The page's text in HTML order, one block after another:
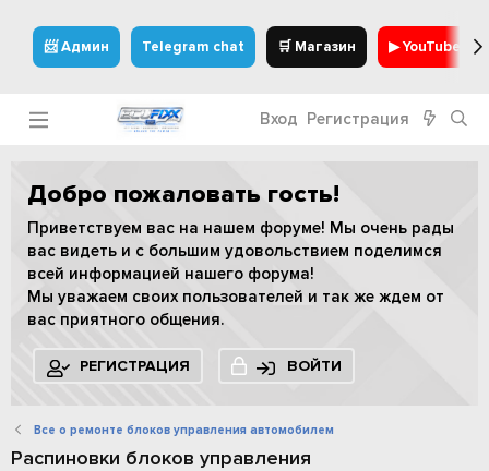
📨 Админ Telegram chat 🛒 Магазин ▶ YouTube
Вход Регистрация
Добро пожаловать гость!
Приветствуем вас на нашем форуме! Мы очень рады
вас видеть и с большим удовольствием поделимся
всей информацией нашего форума!
Мы уважаем своих пользователей и так же ждем от
вас приятного общения.
РЕГИСТРАЦИЯ ВОЙТИ
Все о ремонте блоков управления автомобилем
Распиновки блоков управления